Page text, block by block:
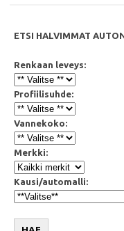
ETSI HALVIMMAT
Renkaan leveys:
Profiilisuhde:
Vannekoko:
Merkki:
Kausi/automalli: